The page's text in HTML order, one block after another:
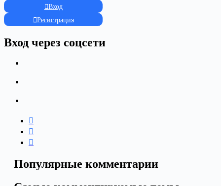
Вход
Регистрация
Вход через соцсети
Популярные комментарии